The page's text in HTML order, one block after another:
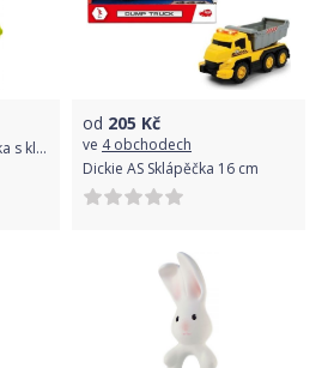
Euro Baby Plyšová hračka s klipem a chrastítkem - Medvídek
od 205 Kč
ve 4 obchodech
Dickie AS Sklápěčka 16 cm